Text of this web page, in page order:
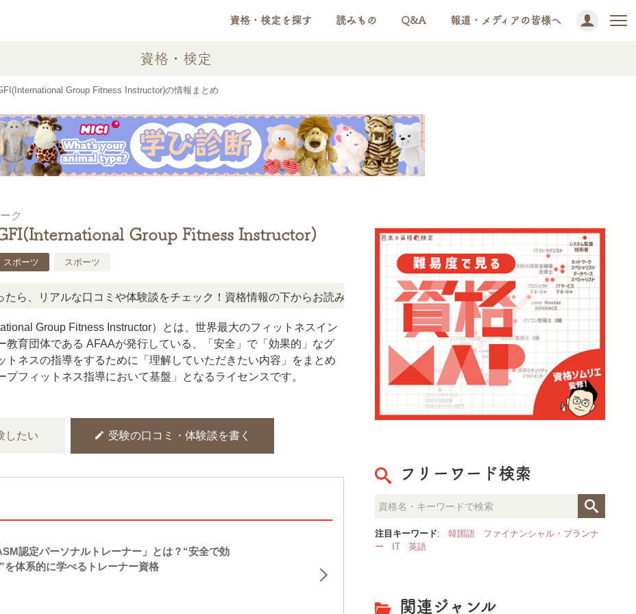
資格・検定を探す 読みもの Q&A 報道・メディアの皆様へ
資格・検定
Group Fitness Instructor)の情報まとめ
ク
Group Fitness Instructor)
スポーツ スポーツ
アルな口コミや体験談をチェック！資格情報の下からお読みいただけます。 NEWS! 「この検定、難しい？」「どんな試験
Group Fitness Instructor）とは、世界最大のフィットネスイン
教育団体である AFAAが発行している、「安全」で「効果的」なグ
トネスの指導をするために「理解していただきたい内容」をまとめ
プフィットネス指導において基盤」となるライセンスです。
したい edit 受験の口コミ・体験談を書く
認定パーソナルトレーナー」とは？“安全で効
を体系的に学べるトレーナー資格
フリーワード検索
注目キーワード: 韓国語
ファイナンシャル・プランナ
ー
IT 英語
関連ジャンル